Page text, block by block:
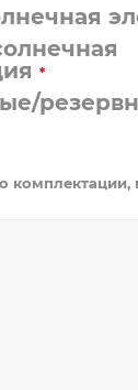
*
комплектации,